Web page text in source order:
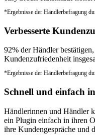
*Ergebnisse der Händlerbefragung
Verbesserte
92% der Händler
Kundenzufriedenheit
*Ergebnisse der Händlerbefragung
Schnell und einfach
Händlerinnen und Händler
ein Plugin einfach in ihren
ihre Kundengespräche und